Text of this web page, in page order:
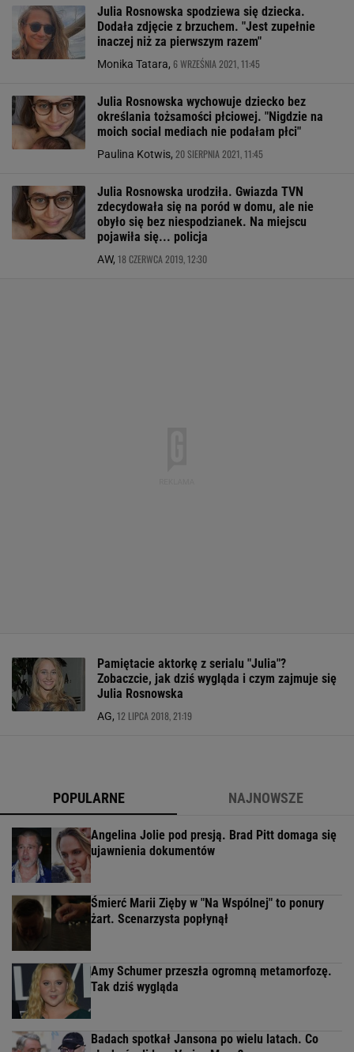
Julia Rosnowska spodziewa się dziecka.
Dodała zdjęcie z brzuchem. "Jest zupełnie
inaczej niż za pierwszym razem"
Monika Tatara, 6 WRZEŚNIA 2021, 11:45
Julia Rosnowska wychowuje dziecko bez
określania tożsamości płciowej. "Nigdzie na
moich social mediach nie podałam płci"
Paulina Kotwis, 20 SIERPNIA 2021, 11:45
Julia Rosnowska urodziła. Gwiazda TVN
zdecydowała się na poród w domu, ale nie
obyło się bez niespodzianek. Na miejscu
pojawiła się... policja
AW, 18 CZERWCA 2019, 12:30
Pamiętacie aktorkę z serialu "Julia"?
Zobaczcie, jak dziś wygląda i czym zajmuje się
Julia Rosnowska
AG, 12 LIPCA 2018, 21:19
POPULARNE NAJNOWSZE
Angelina Jolie pod presją. Brad Pitt domaga się
ujawnienia dokumentów
Śmierć Marii Zięby w "Na Wspólnej" to ponury
żart. Scenarzysta popłynął
Amy Schumer przeszła ogromną metamorfozę.
Tak dziś wygląda
Badach spotkał Jansona po wielu latach. Co